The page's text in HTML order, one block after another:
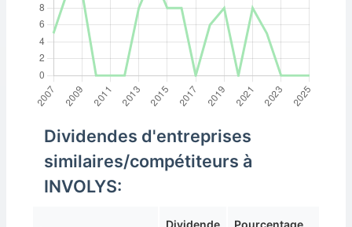
Dividendes d'entreprises
similaires/compétiteurs à
INVOLYS:
Dividende
Pourcentage